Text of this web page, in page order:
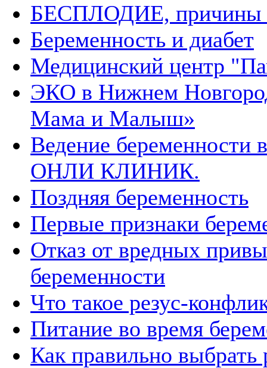
БЕСПЛОДИЕ, причины
Беременность и диабет
Медицинский центр
ЭКО в Нижнем
Мама и Малыш»
Ведение
ОНЛИ КЛИНИК.
Поздняя беременность
Первые признаки
Отказ от вредных
беременности
Что такое резус-
Питание во время
Как правильно выбрать